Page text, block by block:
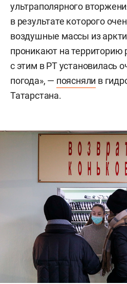
ультраполярного
в результате которого
воздушные массы из
проникают на территорию
с этим в РТ установилась
погода», — поясняли в
Татарстана.